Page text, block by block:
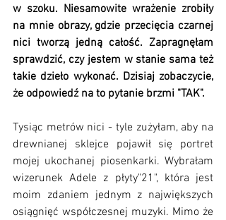
w szoku. Niesamowite wrażenie zrobiły
na mnie obrazy, gdzie przecięcia czarnej
nici tworzą jedną całość. Zapragnęłam
sprawdzić, czy jestem w stanie sama też
takie dzieło wykonać. Dzisiaj zobaczycie,
że odpowiedź na to pytanie brzmi "TAK".
Tysiąc metrów nici - tyle zużyłam, aby na
drewnianej sklejce pojawił się portret
mojej ukochanej piosenkarki. Wybrałam
wizerunek Adele z płyty"21", która jest
moim zdaniem jednym z największych
osiągnięć współczesnej muzyki. Mimo że